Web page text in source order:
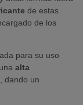
de estas
de los
para su uso
alta
dando un